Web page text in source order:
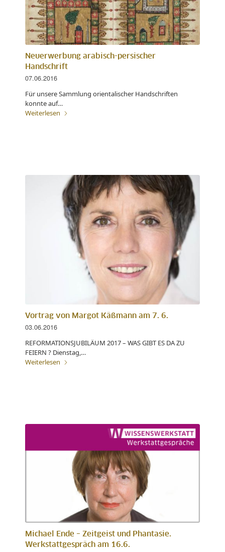
Neuerwerbung arabisch-persischer
Handschrift
07.06.2016
Für unsere Sammlung orientalischer Handschriften
konnte auf…
Weiterlesen
Vortrag von Margot Käßmann am 7. 6.
03.06.2016
REFORMATIONSJUBILÄUM 2017 – WAS GIBT ES DA ZU
FEIERN ? Dienstag,…
Weiterlesen
Michael Ende – Zeitgeist und Phantasie.
Werkstattgespräch am 16.6.